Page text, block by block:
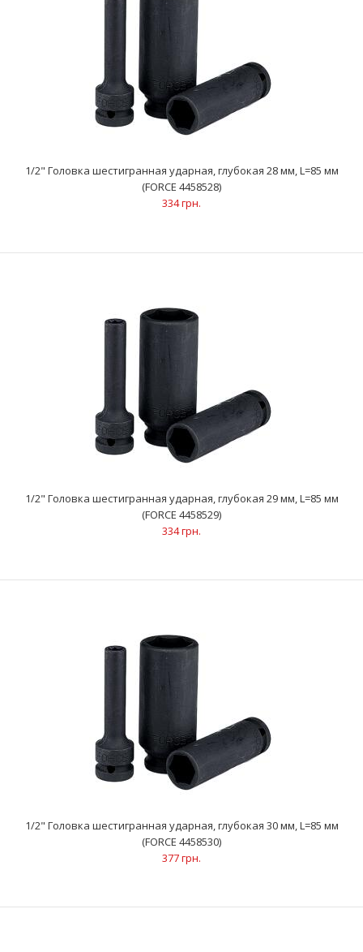
307 грн.
..
1/2" Головка шестигранная ударная, глубокая 28 мм, L=85 мм
(FORCE 4458528)
334 грн.
1/2" Головка шестигранная ударная, глубокая 28 мм, L=85 мм
(FORCE 4458528)
334 грн.
1/2" Головка шестигранная ударная, глубокая 29 мм, L=85 мм
(FORCE 4458529)
334 грн.
1/2" Головка шестигранная ударная, глубокая 30 мм, L=85 мм
(FORCE 4458530)
377 грн.